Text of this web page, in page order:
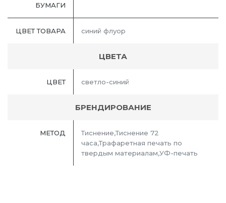
БУМАГИ
ЦВЕТ ТОВАРА синий флуор
ЦВЕТА
ЦВЕТ светло-синий
БРЕНДИРОВАНИЕ
МЕТОД
Тиснение,Тиснение 72
часа,Трафаретная печать по
твердым материалам,УФ-печать